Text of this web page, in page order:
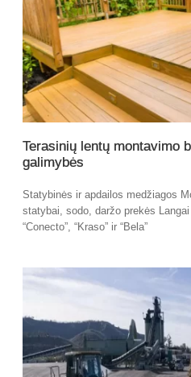
Terasinių lentų montavimo
galimybės
Statybinės ir apdailos medžiagos
statybai, sodo, daržo prekės
“Conecto”, “Kraso” ir “Bela”